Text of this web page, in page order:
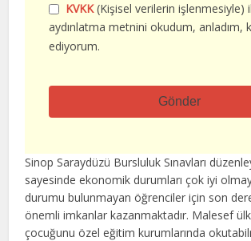
KVKK(Kişisel verilerin işlenmesiyle)
aydınlatma metnini okudum, anladım,
ediyorum.
Gönder
alan
boş
bırakılmalıdır
Sinop Saraydüzü Bursluluk Sınavları
sayesinde ekonomik durumları çok iyi
durumu bulunmayan öğrenciler için son
önemli imkanlar kazanmaktadır. Malesef
çocuğunu özel eğitim kurumlarında